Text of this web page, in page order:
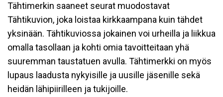
Tähtimerkin saaneet seurat muodostavat
Tähtikuvion, joka loistaa kirkkaampana kuin tähdet
yksinään. Tähtikuviossa jokainen voi urheilla ja liikkua
omalla tasollaan ja kohti omia tavoitteitaan yhä
suuremman taustatuen avulla. Tähtimerkki on myös
lupaus laadusta nykyisille ja uusille jäsenille sekä
heidän lähipiirilleen ja tukijoille.